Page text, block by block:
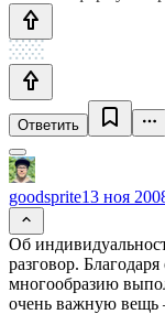
Ответить
goodsprite13 ноя
Об
разговор.
многообразию
очень важную вещь